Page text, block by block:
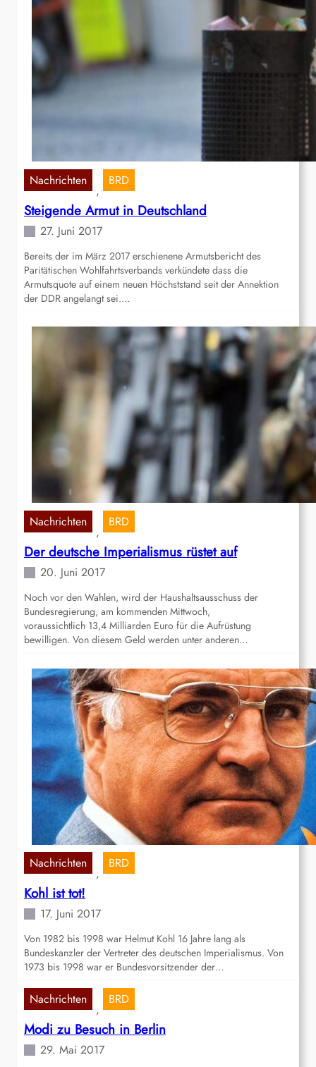
Nachrichten
,
BRD
Steigende Armut in Deutschland
27. Juni 2017
Bereits der im März 2017 erschienene Armutsbericht des
Paritätischen Wohlfahrtsverbands verkündete dass die
Armutsquote auf einem neuen Höchststand seit der Annektion
der DDR angelangt sei.…
Nachrichten
,
BRD
Der deutsche Imperialismus rüstet auf
20. Juni 2017
Noch vor den Wahlen, wird der Haushaltsausschuss der
Bundesregierung, am kommenden Mittwoch,
voraussichtlich 13,4 Milliarden Euro für die Aufrüstung
bewilligen. Von diesem Geld werden unter anderen…
Nachrichten
,
BRD
Kohl ist tot!
17. Juni 2017
Von 1982 bis 1998 war Helmut Kohl 16 Jahre lang als
Bundeskanzler der Vertreter des deutschen Imperialismus. Von
1973 bis 1998 war er Bundesvorsitzender der…
Nachrichten
,
BRD
Modi zu Besuch in Berlin
29. Mai 2017